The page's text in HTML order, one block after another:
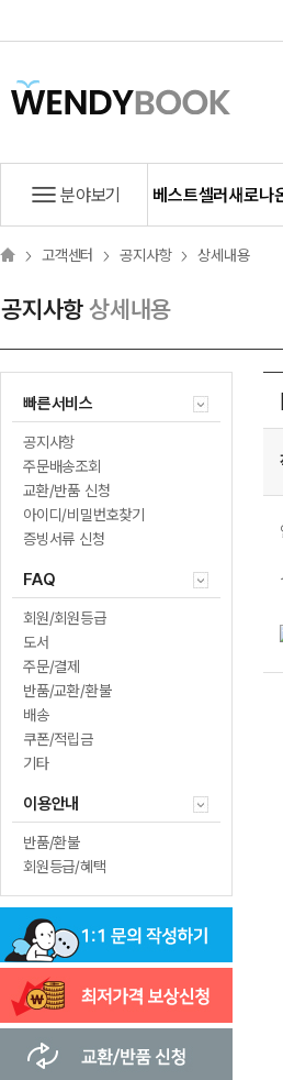
분야보기 베스트셀러새로나
고객센터 공지사항 상세내용
공지사항상세내용
빠른서비스
공지사항
주문배송조회
교환/반품 신청
아이디/비밀번호찾기
증빙서류 신청
FAQ
회원/회원등급
도서
주문/결제
반품/교환/환불
배송
쿠폰/적립금
기타
이용안내
반품/환불
회원등급/혜택